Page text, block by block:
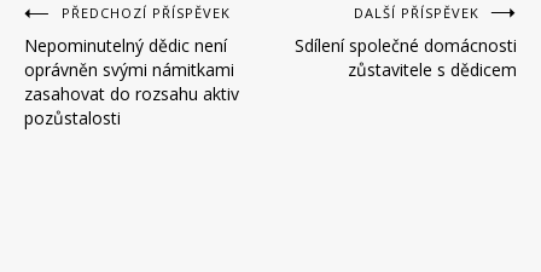
Navigace
pro
příspěvek
PŘEDCHOZÍ PŘÍSPĚVEK
Nepominutelný dědic není
oprávněn svými námitkami
zasahovat do rozsahu aktiv
pozůstalosti
DALŠÍ PŘÍSPĚVEK
Sdílení společné domácnosti
zůstavitele s dědicem